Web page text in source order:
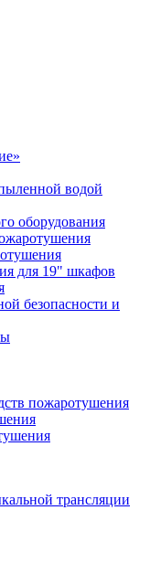
водой
оборудования
для 19" шкафов
безопасности и
пожаротушения
трансляции